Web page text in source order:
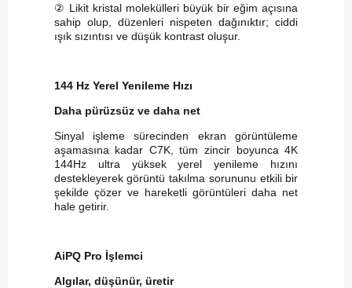
② Likit kristal molekülleri büyük bir eğim açısına
sahip olup, düzenleri nispeten dağınıktır; ciddi
ışık sızıntısı ve düşük kontrast oluşur.
144 Hz Yerel Yenileme Hızı
Daha pürüzsüz ve daha net
Sinyal işleme sürecinden ekran görüntüleme
aşamasına kadar C7K, tüm zincir boyunca 4K
144Hz ultra yüksek yerel yenileme hızını
destekleyerek görüntü takılma sorununu etkili bir
şekilde çözer ve hareketli görüntüleri daha net
hale getirir.
AiPQ Pro İşlemci
Algılar, düşünür, üretir